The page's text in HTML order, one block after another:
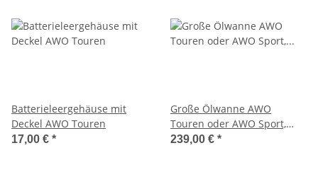
Batterieleergehäuse mit
Deckel AWO Touren
17,00 € *
Große Ölwanne AWO
Touren oder AWO Sport,
Rennsport
239,00 € *